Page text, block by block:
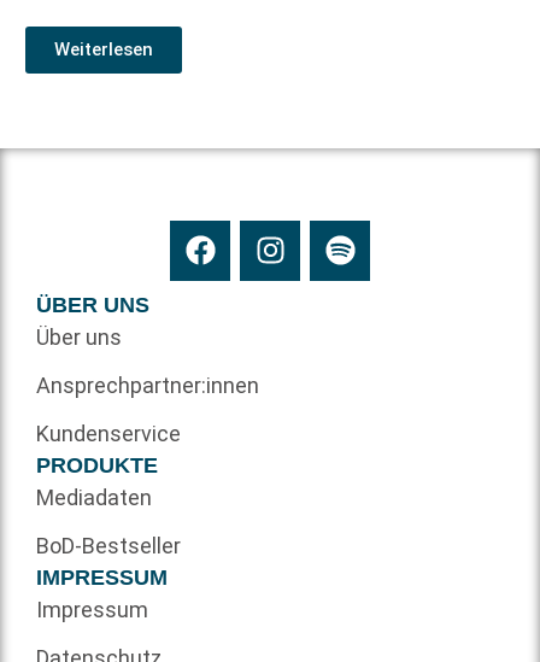
Weiterlesen
ÜBER UNS
Über uns
Ansprechpartner:innen
Kundenservice
PRODUKTE
Mediadaten
BoD-Bestseller
IMPRESSUM
Impressum